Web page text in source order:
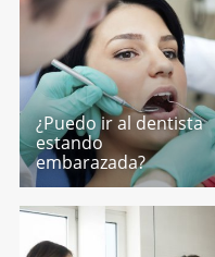
¿Puedo ir al dentista
estando
embarazada?